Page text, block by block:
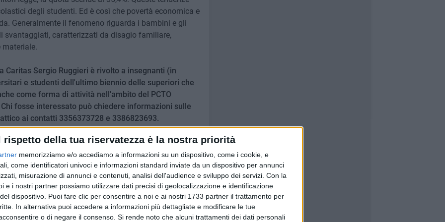
rispetto della tua riservatezza è la nostra priorità
memorizziamo e/o accediamo a informazioni su un dispositivo, come i cookie, e
come identificatori univoci e informazioni standard inviate da un dispositivo per annunci
misurazione di annunci e contenuti, analisi dell'audience e sviluppo dei servizi. Con la
e i nostri partner possiamo utilizzare dati precisi di geolocalizzazione e identificazione
dispositivo. Puoi fare clic per consentire a noi e ai nostri 1733 partner il trattamento per
In alternativa puoi accedere a informazioni più dettagliate e modificare le tue
o di negare il consenso. Si rende noto che alcuni trattamenti dei dati personali
degli studenti. Ed è così che povertà economica e
Generalmente il fenomeno riguarda i bambini e gli
svantaggiati, caratterizzati da disagio familiare,
materiale.
Caritas Sergio Ruggieri è rivolto a insegnanti (in
e studenti dell'ultimo biennio delle superiori che
come forma di attività nell'ambito del PCTO
fosse interessato può chiedere informazioni sulle
ai contatti 3356373728 e 3386823693.
i ragazzi del Servizio civile che diventano "educatori
in discipline diverse, disponibili, volenterosi e solidali. È
per svolgere il Servizio Civile presso la struttura dei
Di Nardo, Miriana Germinario, Gianluca L'Erario e
In una nota si legge: «A distanza di sei mesi circa,
"quasi" insostituibile, soprattutto per quelle attività
Ma non si sottraggono mai alle richieste di